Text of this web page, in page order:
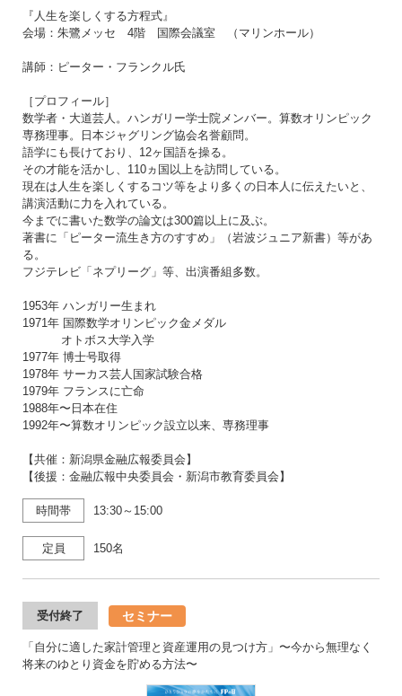
『人生を楽しくする方程式』
会場：朱鷺メッセ 4階 国際会議室 （マリンホール）
講師：ピーター・フランクル氏
［プロフィール］
数学者・大道芸人。ハンガリー学士院メンバー。算数オリンピック
専務理事。日本ジャグリング協会名誉顧問。
語学にも長けており、12ヶ国語を操る。
その才能を活かし、110ヵ国以上を訪問している。
現在は人生を楽しくするコツ等をより多くの日本人に伝えたいと、
講演活動に力を入れている。
今までに書いた数学の論文は300篇以上に及ぶ。
著書に「ピーター流生き方のすすめ」（岩波ジュニア新書）等があ
る。
フジテレビ「ネプリーグ」等、出演番組多数。
1953年 ハンガリー生まれ
1971年 国際数学オリンピック金メダル
オトボス大学入学
1977年 博士号取得
1978年 サーカス芸人国家試験合格
1979年 フランスに亡命
1988年〜日本在住
1992年〜算数オリンピック設立以来、専務理事
【共催：新潟県金融広報委員会】
【後援：金融広報中央委員会・新潟市教育委員会】
時間帯 13:30～15:00
定員 150名
受付終了 セミナー
「自分に適した家計管理と資産運用の見つけ方」〜今から無理なく
将来のゆとり資金を貯める方法〜